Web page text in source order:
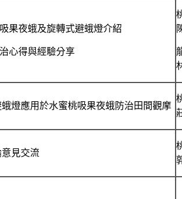
果夜蛾及旋轉式避蛾燈介紹
心得與經驗分享
燈應用於水蜜桃吸果夜蛾防治田間觀摩
見交流